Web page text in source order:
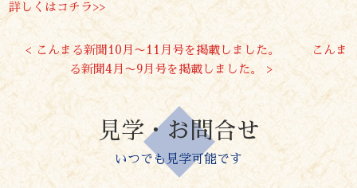
詳しくはコチラ>>
< こんまる新聞10月〜11月号を掲載しました。
こんま
る新聞4月〜9月号を掲載しました。 >
見学・お問合せ
いつでも見学可能です